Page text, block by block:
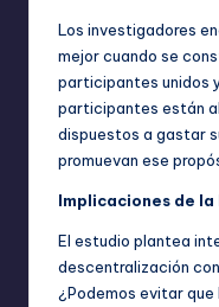
Los investigadores
mejor cuando se
participantes unidos
participantes están
dispuestos a gastar
promuevan ese
Implicaciones de
El estudio plantea
descentralización
¿Podemos evitar que